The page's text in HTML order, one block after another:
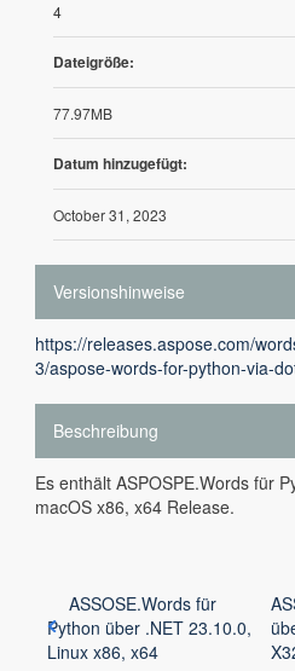
4
Dateigröße:
77.97MB
Datum hinzugefügt:
October 31, 2023
Versionshinweise
https://releases.aspose.com/
3/aspose-words-for-python-via-
Beschreibung
Es enthält ASPOSPE.Words für
macOS x86, x64 Release.
ASSOSE.Words für
Python über .NET 23.10.0,
Linux x86, x64